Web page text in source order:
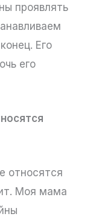
проявлять
Его
его
относятся
Моя мама